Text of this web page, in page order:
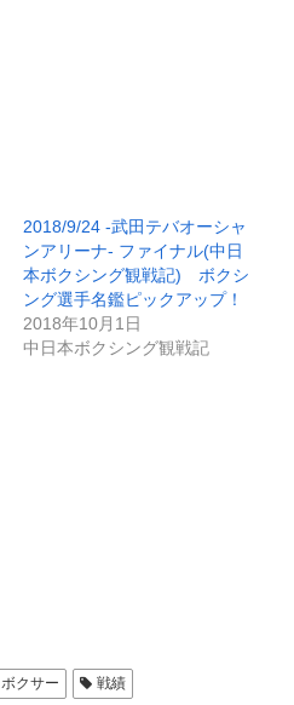
2018/9/24 -武田テバオーシャ
ンアリーナ- ファイナル(中日
本ボクシング観戦記) ボクシ
ング選手名鑑ピックアップ！
2018年10月1日
中日本ボクシング観戦記
ボクサー 戦績